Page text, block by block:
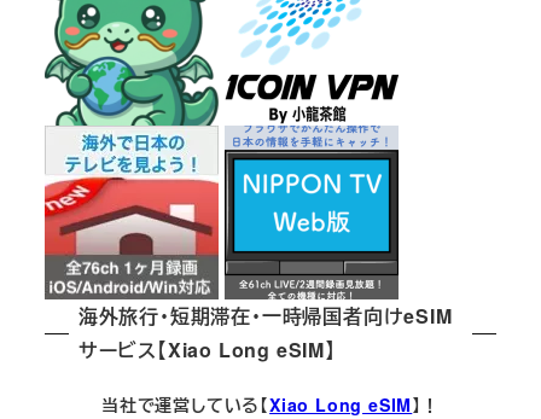
海外旅行・短期滞在・一時帰国者向けeSIM
サービス【Xiao Long eSIM】
当社で運営している【Xiao Long eSIM】！